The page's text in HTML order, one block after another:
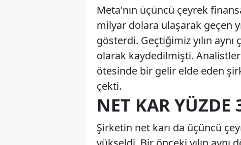
Meta'nın üçüncü çeyrek
milyar dolara ulaşarak geçen
gösterdi. Geçtiğimiz yılın
olarak kaydedilmişti.
ötesinde bir gelir elde eden
çekti.
NET KAR YÜZDE
Şirketin net karı da üçüncü